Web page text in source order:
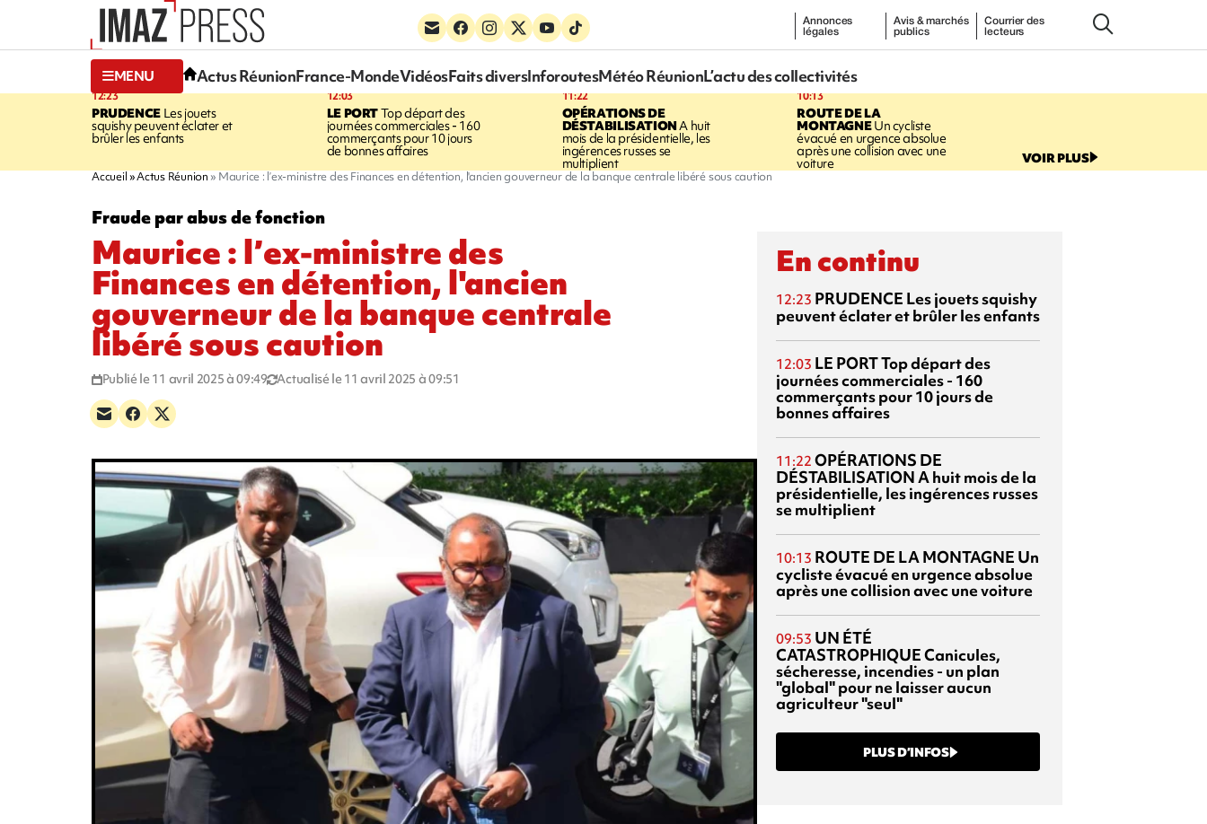
Annonces
légales
Avis & marchés
publics
Courrier des
lecteurs
MENU Actus RéunionFrance-MondeVidéosFaits diversInforoutesMétéo RéunionL’actu des collectivités
12:23
PRUDENCELes jouets
squishy peuvent éclater et
brûler les enfants
12:03
LE PORTTop départ des
journées commerciales - 160
commerçants pour 10 jours
de bonnes affaires
11:22
OPÉRATIONS DE
DÉSTABILISATIONA huit
mois de la présidentielle, les
ingérences russes se
multiplient
10:13
ROUTE DE LA
MONTAGNEUn cycliste
évacué en urgence absolue
après une collision avec une
voiture VOIR PLUS
Accueil Actus Réunion Maurice : l’ex-ministre des Finances en détention, l'ancien gouverneur de la banque centrale libéré sous caution
Fraude par abus de fonction
Maurice : l’ex-ministre des
Finances en détention, l'ancien
gouverneur de la banque centrale
libéré sous caution
Publié le 11 avril 2025 à 09:49 Actualisé le 11 avril 2025 à 09:51
En continu
12:23 PRUDENCE Les jouets squishy
peuvent éclater et brûler les enfants
12:03 LE PORTTop départ des
journées commerciales - 160
commerçants pour 10 jours de
bonnes affaires
11:22 OPÉRATIONS DE
DÉSTABILISATIONA huit mois de la
présidentielle, les ingérences russes
se multiplient
10:13 ROUTE DE LA MONTAGNE Un
cycliste évacué en urgence absolue
après une collision avec une voiture
09:53 UN ÉTÉ
CATASTROPHIQUECanicules,
sécheresse, incendies - un plan
"global" pour ne laisser aucun
agriculteur "seul"
PLUS D’INFOS